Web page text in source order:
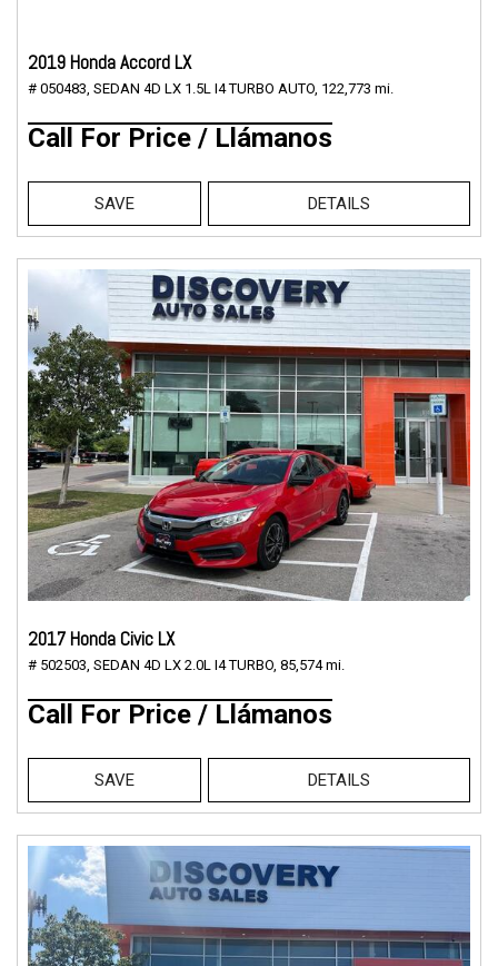
2019 Honda Accord LX
# 050483, SEDAN 4D LX 1.5L I4 TURBO AUTO, 122,773 mi.
Call For Price / Llámanos
SAVE DETAILS
2017 Honda Civic LX
# 502503, SEDAN 4D LX 2.0L I4 TURBO, 85,574 mi.
Call For Price / Llámanos
SAVE DETAILS